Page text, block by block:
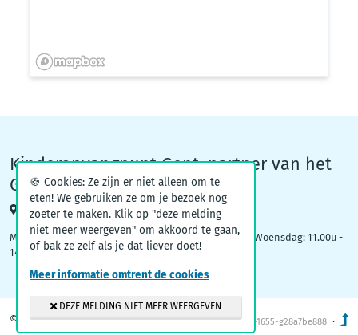
Kinderopvangpunt Gent, partner van het
Groeiteam
Woodrow Wilsonplein 1, 9000 Gent
Maandag: 09.00u – 12.30u | Dinsdag: 16.30u - 19.00u | Woensdag: 11.00u -
14.00u
© 2026Kinderopvang Gent v1.2-1655-g28a7be888 ·
🍪 Cookies: Ze zijn er niet alleen om te
eten! We gebruiken ze om je bezoek nog
zoeter te maken. Klik op "deze melding
niet meer weergeven" om akkoord te gaan,
of bak ze zelf als je dat liever doet!
Meer informatie omtrent de cookies
DEZE MELDING NIET MEER WEERGEVEN